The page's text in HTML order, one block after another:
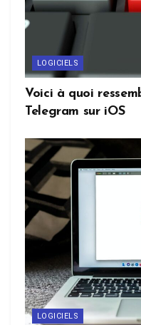
LOGICIELS
Voici à quoi
Telegram sur iOS
LOGICIELS